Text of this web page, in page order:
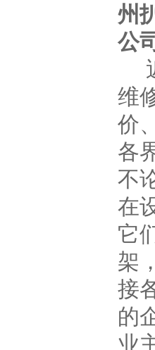
维
价
各
不
在
它
架
接
的
业